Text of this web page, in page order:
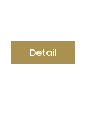
Detail